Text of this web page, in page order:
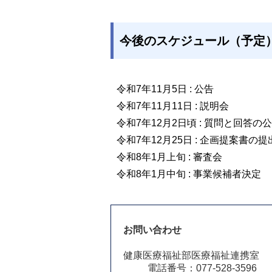
今後のスケジュール（予定）
令和7年11月5日 : 公告
令和7年11月11日 : 説明会
令和7年12月2日頃 : 質問と回答の
令和7年12月25日 : 企画提案書の提
令和8年1月上旬 : 審査会
令和8年1月中旬 : 事業候補者決定
お問い合わせ
健康医療福祉部医療福祉連携室
電話番号：077-528-3596